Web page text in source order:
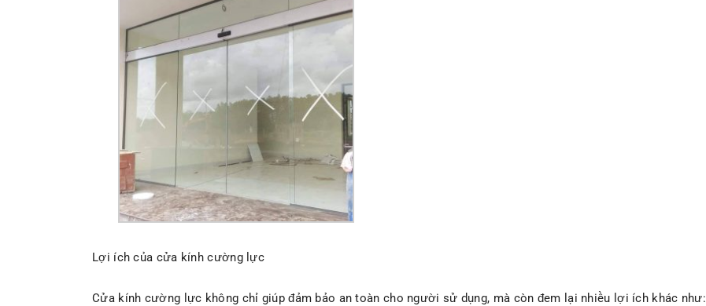
Lợi ích của cửa kính cường lực
Cửa kính cường lực không chỉ giúp đảm bảo an toàn cho người sử dụng, mà còn đem lại nhiều lợi ích khác như: